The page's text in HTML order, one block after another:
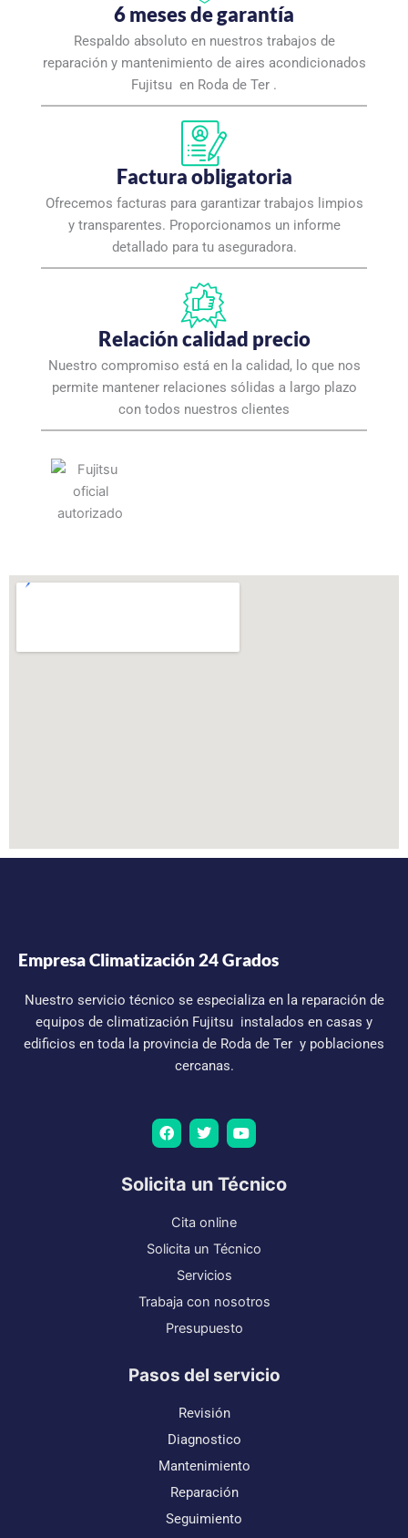
6 meses de garantía
Respaldo absoluto en nuestros trabajos de
reparación y mantenimiento de aires acondicionados
Fujitsu en Roda de Ter .
Factura obligatoria
Ofrecemos facturas para garantizar trabajos limpios
y transparentes. Proporcionamos un informe
detallado para tu aseguradora.
Relación calidad precio
Nuestro compromiso está en la calidad, lo que nos
permite mantener relaciones sólidas a largo plazo
con todos nuestros clientes
Empresa Climatización 24 Grados
Nuestro servicio técnico se especializa en la reparación de
equipos de climatización Fujitsu instalados en casas y
edificios en toda la provincia de Roda de Ter y poblaciones
cercanas.
a
c
e
o
o
w
i
t
e
r
o
u
t
b
e
Solicita un Técnico
Cita online
Solicita un Técnico
Servicios
Trabaja con nosotros
Presupuesto
Pasos del servicio
Revisión
Diagnostico
Mantenimiento
Reparación
Seguimiento